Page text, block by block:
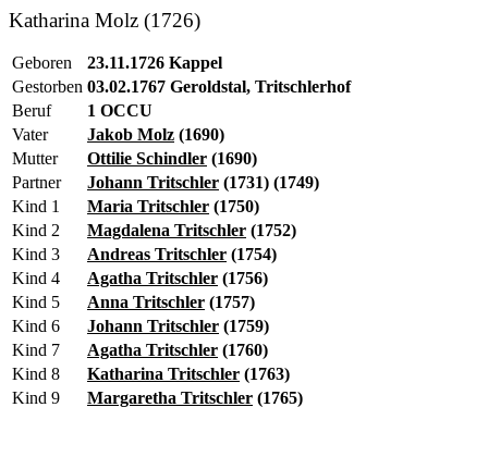
Katharina Molz (1726)
Geboren
23.11.1726 Kappel
Gestorben 03.02.1767 Geroldstal, Tritschlerhof
Beruf
1 OCCU
Vater
Jakob Molz (1690)
Mutter
Ottilie Schindler (1690)
Partner
Johann Tritschler (1731) (1749)
Kind 1
Maria Tritschler (1750)
Kind 2
Magdalena Tritschler (1752)
Kind 3
Andreas Tritschler (1754)
Kind 4
Agatha Tritschler (1756)
Kind 5
Anna Tritschler (1757)
Kind 6
Johann Tritschler (1759)
Kind 7
Agatha Tritschler (1760)
Kind 8
Katharina Tritschler (1763)
Kind 9
Margaretha Tritschler (1765)